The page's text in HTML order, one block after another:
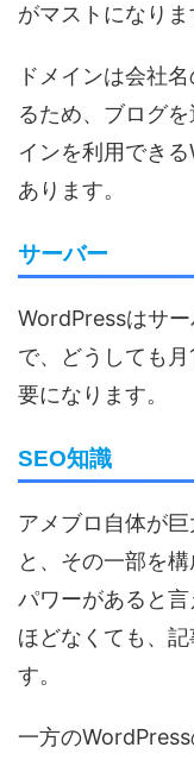
がマストになりま
ドメインは会社
るため、ブログ
インを利用でき
あります。
サーバー
WordPressはサ
で、どうしても
要になります。
SEO知識
アメブロ自体が
と、その一部を
パワーがあると
ほどなくても、
す。
一方の